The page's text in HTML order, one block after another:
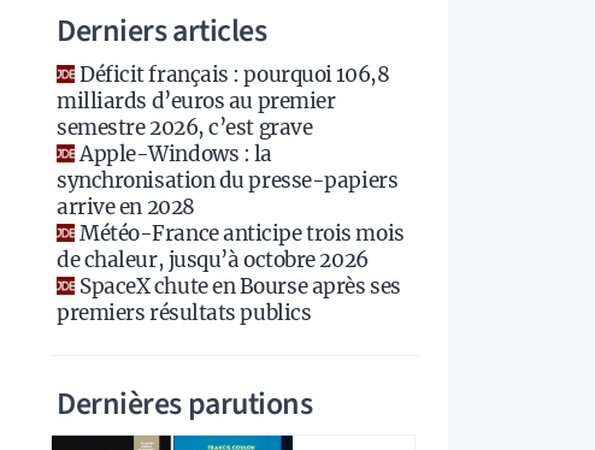
Derniers articles
Déficit français : pourquoi 106,8
milliards d’euros au premier
semestre 2026, c’est grave
Apple-Windows : la
synchronisation du presse-papiers
arrive en 2028
Météo-France anticipe trois mois
de chaleur, jusqu’à octobre 2026
SpaceX chute en Bourse après ses
premiers résultats publics
Dernières parutions